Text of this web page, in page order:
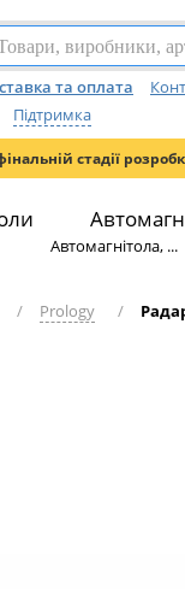
та оплата
Підтримка
стадії
Автомагнітола, ...
/ Prology /